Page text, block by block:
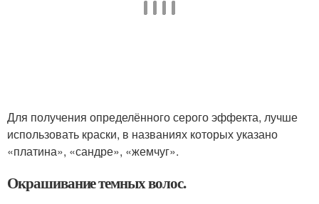
Для получения определённого серого эффекта, лучше
использовать краски, в названиях которых указано
«платина», «сандре», «жемчуг».
Окрашивание темных волос.